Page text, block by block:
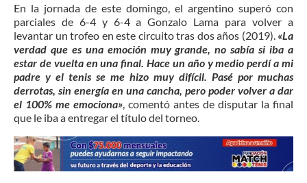
En la jornada de este domingo, el argentino superó con
parciales de 6-4 y 6-4 a Gonzalo Lama para volver a
levantar un trofeo en este circuito tras dos años (2019). «La
verdad que es una emoción muy grande, no sabía si iba a
estar de vuelta en una final. Hace un año y medio perdí a mi
padre y el tenis se me hizo muy difícil. Pasé por muchas
derrotas, sin energía en una cancha, pero poder volver a dar
el 100% me emociona» , comentó antes de disputar la final
que le iba a entregar el título del torneo.